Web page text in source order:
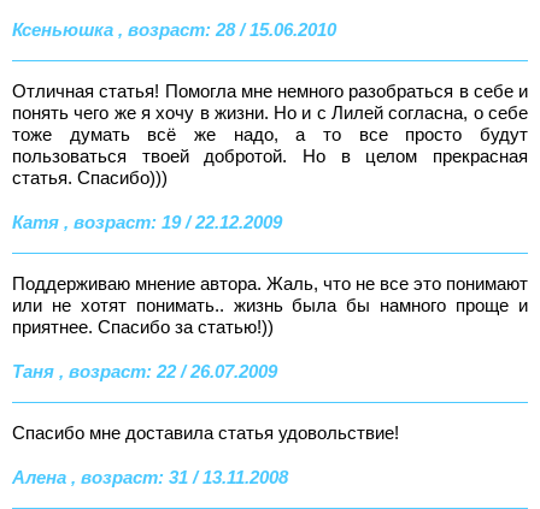
Ксеньюшка , возраст: 28 / 15.06.2010
Отличная статья! Помогла мне немного разобраться в себе и
понять чего же я хочу в жизни. Но и с Лилей согласна, о себе
тоже думать всё же надо, а то все просто будут
пользоваться твоей добротой. Но в целом прекрасная
статья. Спасибо)))
Катя , возраст: 19 / 22.12.2009
Поддерживаю мнение автора. Жаль, что не все это понимают
или не хотят понимать.. жизнь была бы намного проще и
приятнее. Спасибо за статью!))
Таня , возраст: 22 / 26.07.2009
Спасибо мне доставила статья удовольствие!
Алена , возраст: 31 / 13.11.2008